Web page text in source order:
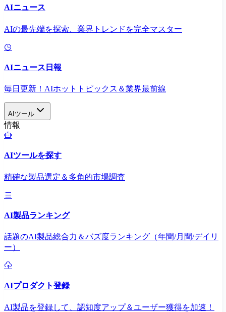
AIニュース
AIの最先端を探索、業界トレンドを完全マスター
AIニュース日報
毎日更新！AIホットトピックス＆業界最前線
AIツール
情報
AIツールを探す
精確な製品選定＆多角的市場調査
AI製品ランキング
話題のAI製品総合力＆バズ度ランキング（年間/月間/デイリ
ー）
AIプロダクト登録
AI製品を登録して、認知度アップ＆ユーザー獲得を加速！